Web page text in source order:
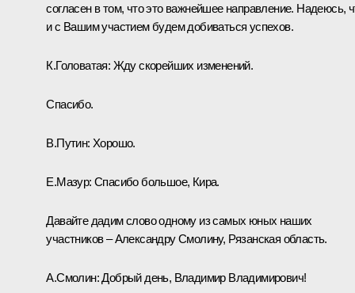
согласен в том, что это важнейшее направление. Надеюсь,
и с Вашим участием будем добиваться успехов.
К.Головатая: Жду скорейших изменений.
Спасибо.
В.Путин: Хорошо.
Е.Мазур: Спасибо большое, Кира.
Давайте дадим слово одному из самых юных наших
участников ‒ Александру Смолину, Рязанская область.
А.Смолин:Добрый день, Владимир Владимирович!